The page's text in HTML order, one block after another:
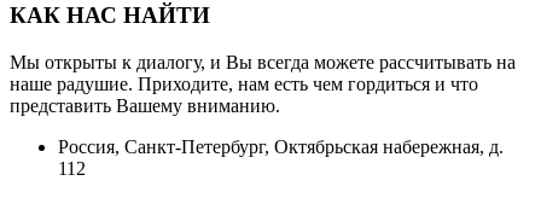
КАК НАС НАЙТИ
Мы открыты к диалогу, и Вы всегда можете рассчитывать на
наше радушие. Приходите, нам есть чем гордиться и что
представить Вашему вниманию.
Россия, Санкт-Петербург, Октябрьская набережная, д.
112